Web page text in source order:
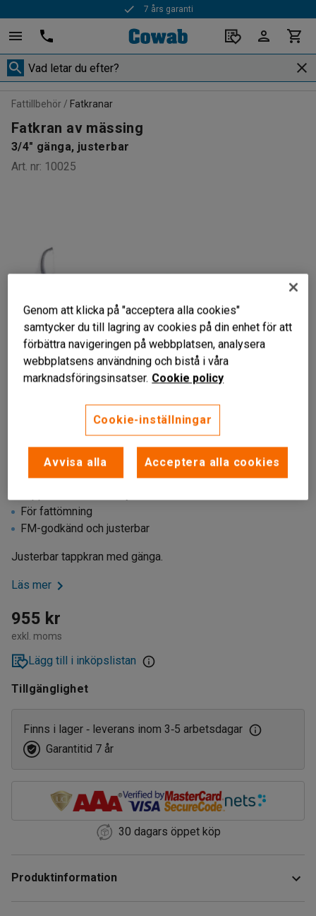
7 års garanti
Fattillbehör Fatkranar
Fatkran av mässing
3/4" gänga, justerbar
Art. nr: 10025
Liknande produkter
För fattömning
FM-godkänd och justerbar
Justerbar tappkran med gänga.
Läs mer
955 kr
exkl. moms
Lägg till i inköpslistan
Tillgänglighet
Finns i lager ‑ leverans inom 3‑5 arbetsdagar
Garantitid 7 år
30 dagars öppet köp
Produktinformation
Genom att klicka på "acceptera alla cookies"
samtycker du till lagring av cookies på din enhet för att
förbättra navigeringen på webbplatsen, analysera
webbplatsens användning och bistå i våra
marknadsföringsinsatser. Cookie policy
Cookie-inställningar
Avvisa alla Acceptera alla cookies